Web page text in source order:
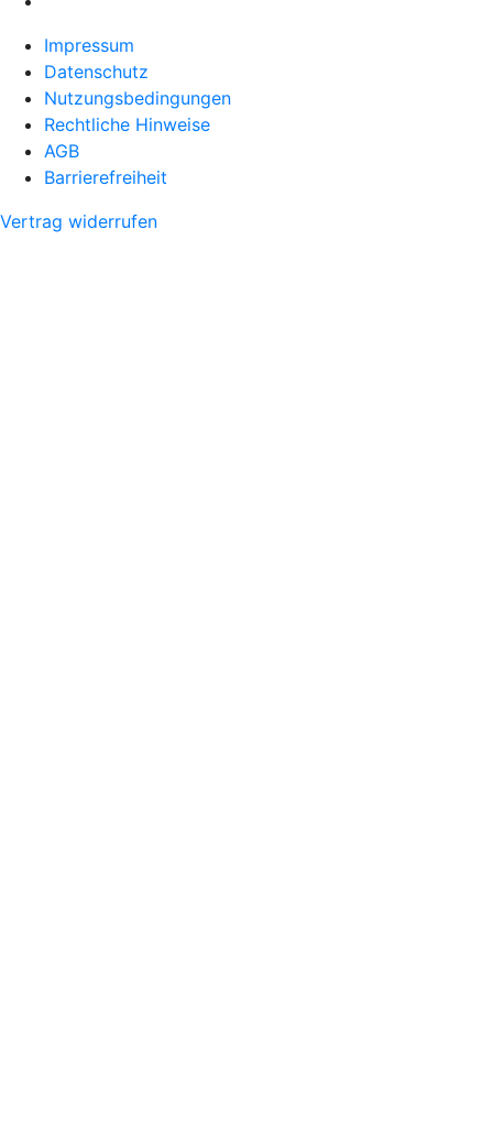
Impressum
Datenschutz
Nutzungsbedingungen
Rechtliche Hinweise
AGB
Barrierefreiheit
Vertrag widerrufen